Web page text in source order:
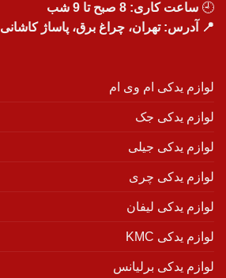
🕘 ساعت کاری: 8 صبح تا 9 شب
📍 آدرس: تهران، چراغ برق، پاساژ کاشانی
لوازم یدکی ام وی ام
لوازم یدکی جک
لوازم یدکی جیلی
لوازم یدکی چری
لوازم یدکی لیفان
لوازم یدکی KMC
لوازم یدکی برلیانس